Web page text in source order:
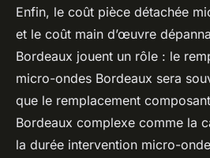
Enfin, le coût pièce détachée
et le coût main d’œuvre
Bordeaux jouent un rôle : le
micro-ondes Bordeaux sera
que le remplacement
Bordeaux complexe comme la
la durée intervention micro-